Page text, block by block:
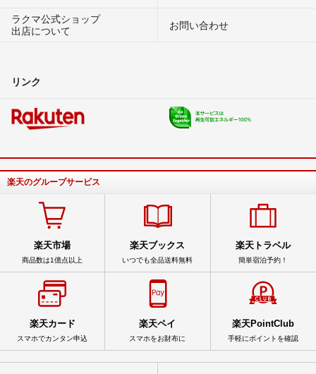
ラクマ公式ショップ
出店について
お問い合わせ
リンク
楽天のグループサービス
楽天市場
商品数は1億点以上
楽天ブックス
いつでも全品送料無料
楽天トラベル
簡単宿泊予約！
楽天カード
スマホでカンタン申込
楽天ペイ
スマホをお財布に
楽天PointClub
手軽にポイントを確認